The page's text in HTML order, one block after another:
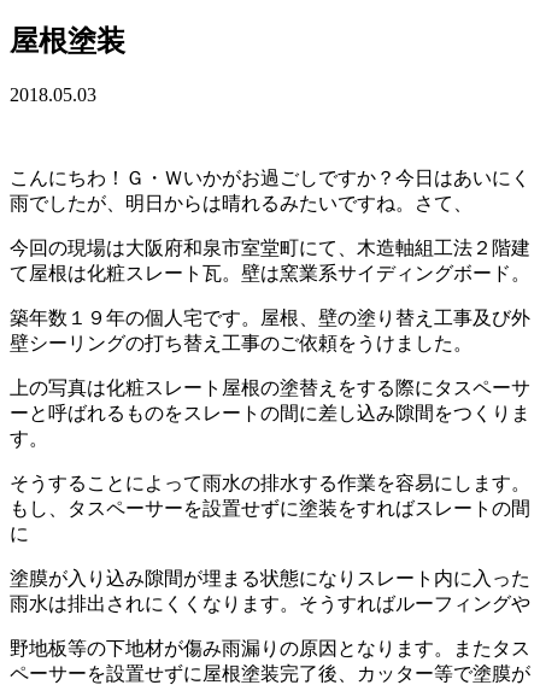
屋根塗装
2018.05.03
こんにちわ！Ｇ・Ｗいかがお過ごしですか？今日はあいにく
雨でしたが、明日からは晴れるみたいですね。さて、
今回の現場は大阪府和泉市室堂町にて、木造軸組工法２階建
て屋根は化粧スレート瓦。壁は窯業系サイディングボード。
築年数１９年の個人宅です。屋根、壁の塗り替え工事及び外
壁シーリングの打ち替え工事のご依頼をうけました。
上の写真は化粧スレート屋根の塗替えをする際にタスペーサ
ーと呼ばれるものをスレートの間に差し込み隙間をつくりま
す。
そうすることによって雨水の排水する作業を容易にします。
もし、タスペーサーを設置せずに塗装をすればスレートの間
に
塗膜が入り込み隙間が埋まる状態になりスレート内に入った
雨水は排出されにくくなります。そうすればルーフィングや
野地板等の下地材が傷み雨漏りの原因となります。またタス
ペーサーを設置せずに屋根塗装完了後、カッター等で塗膜が